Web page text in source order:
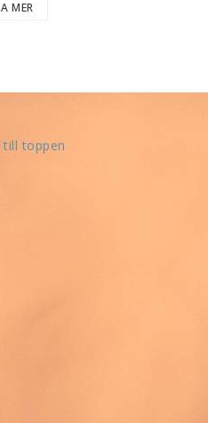
av Gamla Testamentet
MER
till toppen